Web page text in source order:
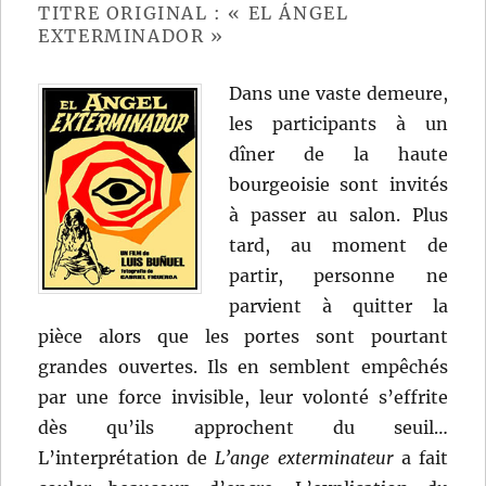
TITRE ORIGINAL : « EL ÁNGEL
EXTERMINADOR »
Dans une vaste demeure,
les participants à un
dîner de la haute
bourgeoisie sont invités
à passer au salon. Plus
tard, au moment de
partir, personne ne
parvient à quitter la
pièce alors que les portes sont pourtant
grandes ouvertes. Ils en semblent empêchés
par une force invisible, leur volonté s’effrite
dès qu’ils approchent du seuil…
L’interprétation de L’ange exterminateura fait